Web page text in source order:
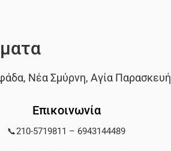
, Νέα Σμύρνη, Αγία Παρασκευή
Επικοινωνία
📞210-5719811 – 6943144489